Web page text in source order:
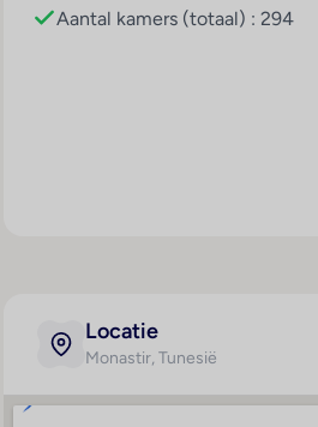
Kapper
2 buitenbaden
9 waterglijbanen
Aantal kamers (totaal) : 294
Kamer
Badkamer
Locatie
Monastir, Tunesië